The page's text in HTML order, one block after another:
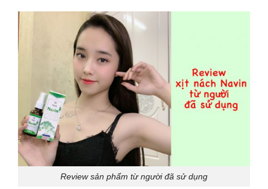
Review sản phẩm từ người đã sử dụng